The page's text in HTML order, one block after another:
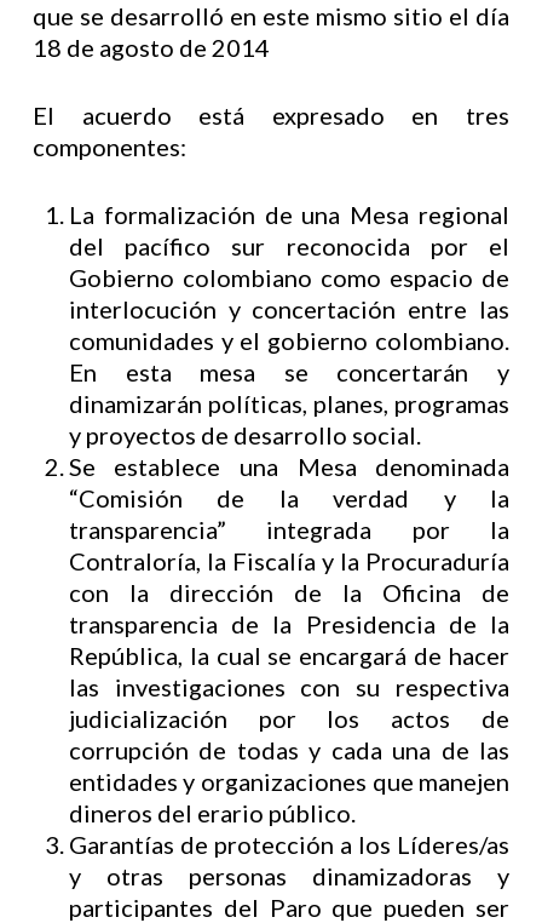
que se desarrolló en este mismo sitio el día
18 de agosto de 2014
El acuerdo está expresado en tres
componentes:
La formalización de una Mesa regional
del pacífico sur reconocida por el
Gobierno colombiano como espacio de
interlocución y concertación entre las
comunidades y el gobierno colombiano.
En esta mesa se concertarán y
dinamizarán políticas, planes, programas
y proyectos de desarrollo social.
Se establece una Mesa denominada
“Comisión de la verdad y la
transparencia” integrada por la
Contraloría, la Fiscalía y la Procuraduría
con la dirección de la Oficina de
transparencia de la Presidencia de la
República, la cual se encargará de hacer
las investigaciones con su respectiva
judicialización por los actos de
corrupción de todas y cada una de las
entidades y organizaciones que manejen
dineros del erario público.
Garantías de protección a los Líderes/as
y otras personas dinamizadoras y
participantes del Paro que pueden ser